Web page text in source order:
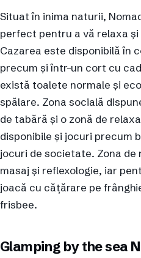
Situat în inima naturii,
perfect pentru a vă relaxa
Cazarea este disponibilă în
precum și într-un cort cu
există toalete normale și
spălare. Zona socială
de tabără și o zonă de
disponibile și jocuri precum
jocuri de societate. Zona
masaj și reflexologie, iar
joacă cu cățărare pe
frisbee.
Glamping by the sea